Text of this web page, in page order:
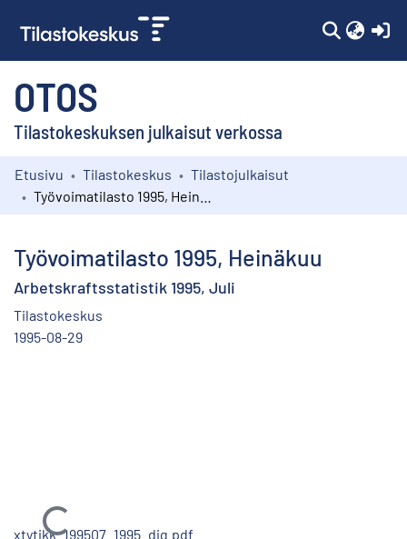
OTOS
Tilastokeskuksen julkaisut verkossa
Kokoelmat
Etusivu Tilastokeskus
Tilastojulkaisut
Työvoimatilasto 1995, Heinäkuu
Arbetskraftsstatistik 1995, Juli
Tilastokeskus
1995-08-29
xtytikk_199507_1995_dig.pdf